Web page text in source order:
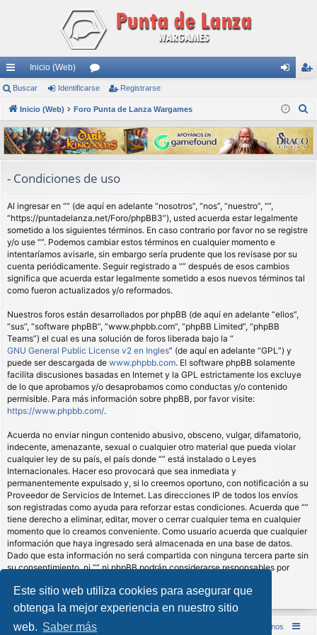
Este sitio web utiliza cookies para asegurar que
obtenga la mejor experiencia en nuestro sitio
web. Saber más
nl
ac
es
rá
s
Inicio (Web)
or
os nti
fic
ar
ist
ra
rs
Buscar Identificarse Registrarse
Inicio (Web) Foro Punta de Lanza Wargames
s
c
- Condiciones de uso
Al ingresar en “” (de aquí en adelante “nosotros”, “nos”, “nuestro”, “”,
“https://puntadelanza.net/Foro/phpBB3”), usted acuerda estar legalmente
sometido a los siguientes términos. En caso contrario por favor no se registre
y/o use “”. Podemos cambiar estos términos en cualquier momento e
intentaríamos avisarle, sin embargo sería prudente que los revisase por su
cuenta periódicamente. Seguir registrado a “” después de esos cambios
significa que acuerda estar legalmente sometido a esos nuevos términos tal
como fueron actualizados y/o reformados.
Nuestros foros están desarrollados por phpBB (de aquí en adelante “ellos”,
“sus”, “software phpBB”, “www.phpbb.com”, “phpBB Limited”, “phpBB
Teams”) el cual es una solución de foros liberada bajo la “
GNU General Public License v2 en Ingles” (de aquí en adelante “GPL”) y
puede ser descargada de www.phpbb.com. El software phpBB solamente
facilita discusiones basadas en Internet y la GPL estrictamente los excluye
de lo que aprobamos y/o desaprobamos como conductas y/o contenido
permisible. Para más información sobre phpBB, por favor visite:
https://www.phpbb.com/.
Acuerda no enviar ningun contenido abusivo, obsceno, vulgar, difamatorio,
indecente, amenazante, sexual o cualquier otro material que pueda violar
cualquier ley de su país, el país donde “” está instalado o Leyes
Internacionales. Hacer eso provocará que sea inmediata y
permanentemente expulsado y, si lo creemos oportuno, con notificación a su
Proveedor de Servicios de Internet. Las direcciones IP de todos los envíos
son registradas como ayuda para reforzar estas condiciones. Acuerda que “”
tiene derecho a eliminar, editar, mover o cerrar cualquier tema en cualquier
momento que lo creamos conveniente. Como usuario acuerda que cualquier
información que haya ingresado será almacenada en una base de datos.
Dado que esta información no será compartida con ninguna tercera parte sin
su consentimiento, ni “” ni phpBB podrán considerarse responsables por
comprometidos.
Inicio (Web) Foro Punta de Lanza Wargames Contáctenos